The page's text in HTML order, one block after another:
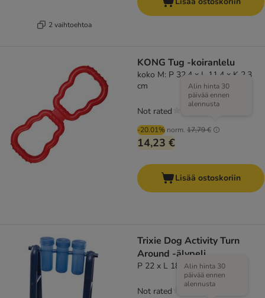
2 vaihtoehtoa
KONG Tug -koiranlelu
koko M: P 32,4 x L 11,4 x K 2,3
cm
-20.01% norm. 17,79 €
Alin hinta 30
päivää ennen
alennusta
14,23 €
Not rated
Lisää ostoskoriin
Trixie Dog Activity Turn
Around -älypeli
P 22 x L 18 x K 33 cm
Alin hinta 30
päivää ennen
alennusta
Not rated